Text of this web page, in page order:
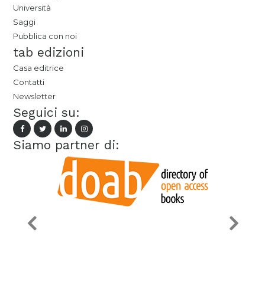
Università
Saggi
Pubblica con noi
tab edizioni
Casa editrice
Contatti
Newsletter
Seguici su:
Siamo partner di: